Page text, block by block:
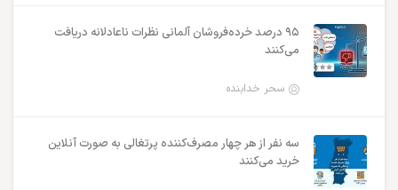
۹۵ درصد خرده‌فروشان آلمانی نظرات ناعادلانه دریافت
می‌کنند
سحر خدابنده
سه نفر از هر چهار مصرف‌کننده پرتغالی به صورت آنلاین
خرید می‌کنند